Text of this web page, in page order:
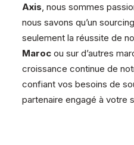
Axis , nous sommes
nous savons qu’un
seulement la réussite de
Marocou sur d’autres
croissance continue de
confiant vos besoins de
partenaire engagé à votre